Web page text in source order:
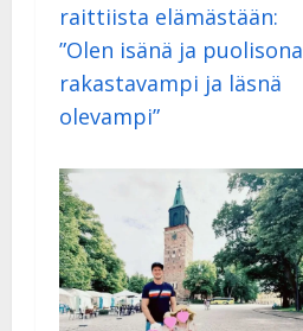
raittiista elämästään:
”Olen isänä ja puolisona
rakastavampi ja läsnä
olevampi”